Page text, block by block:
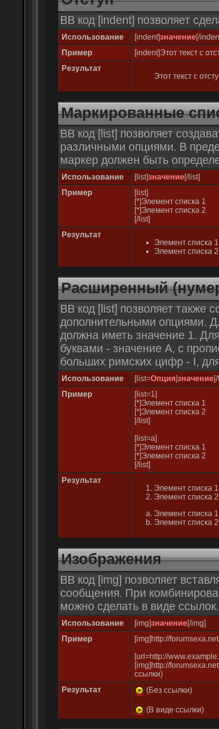
BB код [indent] позволяет
Использование [indent]значение[/
Пример
[indent]Этот текст с
Результат
Этот текст с
Маркированные
BB код [list] позволяет
различными опциями. В
маркер должен быть
Использование [list]значение[/list]
Пример
[list]
[*]Элемент списка 1
[*]Элемент списка 2
[/list]
Результат
Элемент списка 1
Элемент списка 2
Расширенный
BB код [list] позволяет также
дополнительными опциями.
должна иметь значение 1.
буквами - значение A, с
больших римских цифр - I,
Использование [list=Опция]значение
Пример
[list=1]
[*]Элемент списка 1
[*]Элемент списка 2
[/list]
[list=a]
[*]Элемент списка 1
[*]Элемент списка 2
[/list]
Результат
Элемент списка 1
Элемент списка 2
Элемент списка 1
Элемент списка 2
Изображения
BB код [img] позволяет
сообщения. При
можно сделать в виде ссылок.
Использование [img]значение[/img]
Пример
[img]http://
[url=http://
[img]http://
ссылки)
Результат
(Без ссылки)
(В виде ссылки)